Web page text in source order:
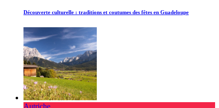
Découverte culturelle : traditions et coutumes des fêtes en Guadeloupe
Autriche